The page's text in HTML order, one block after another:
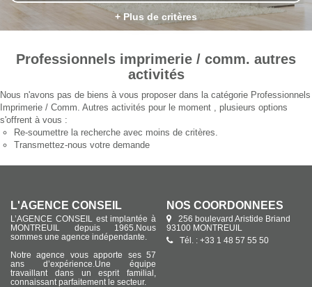
+ Plus de critères
Professionnels imprimerie / comm. autres
activités
Nous n'avons pas de biens à vous proposer dans la catégorie Professionnels
Imprimerie / Comm. Autres activités pour le moment , plusieurs options
s'offrent à vous :
Re-soumettre la recherche avec moins de critères.
Transmettez-nous votre demande
L'AGENCE CONSEIL
L’AGENCE CONSEIL est implantée à
MONTREUIL depuis 1965.Nous
sommes une agence indépendante.
Notre agence vous apporte ses 57
ans d’expérience.Une équipe
travaillant dans un esprit familial,
connaissant parfaitement le secteur.
NOS COORDONNÉES
256 boulevard Aristide Briand
93100 MONTREUIL
Tél. : +33 1 48 57 55 50